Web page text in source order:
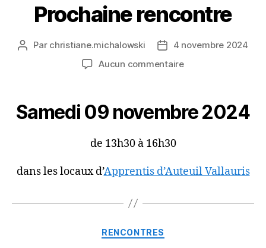
Prochaine rencontre
Auteur
Par christiane.michalowski
Date4 novembre 2024
Aucun commentairesur
Samedi 09 novembre 2024
de 13h30 à 16h30
dans les locaux d’Apprentis d’Auteuil Vallauris
Catégories
RENCONTRES